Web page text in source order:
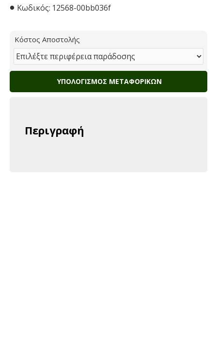
Κωδικός: 12568-00bb036f
Κόστος Αποστολής
ΥΠΟΛΟΓΙΣΜΌΣ ΜΕΤΑΦΟΡΙΚΏΝ
Περιγραφή